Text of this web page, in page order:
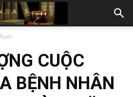
CUỘC
BỆNH NHÂN